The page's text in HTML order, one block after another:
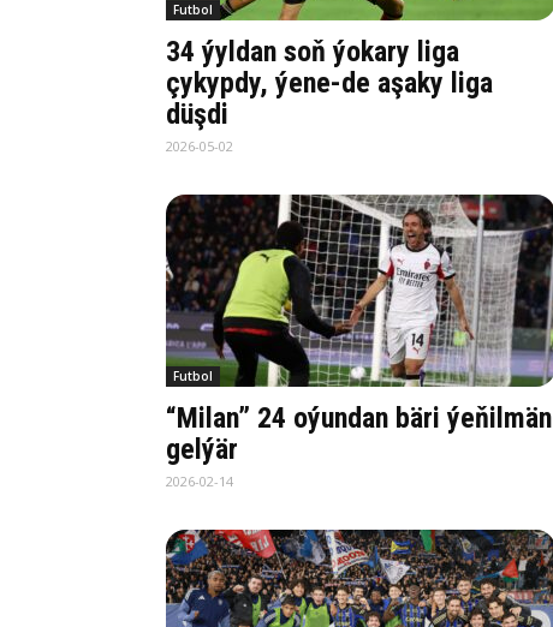
Futbol
34 ýyldan soň ýokary liga
çykypdy, ýene-de aşaky liga
düşdi
2026-05-02
Futbol
“Milan” 24 oýundan bäri ýeňilmän
gelýär
2026-02-14